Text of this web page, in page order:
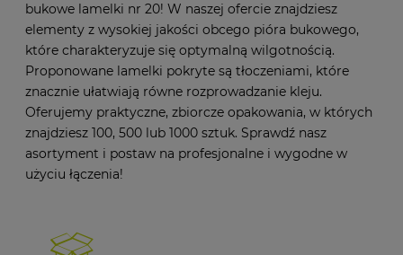
bukowe lamelki nr 20! W naszej ofercie znajdziesz
elementy z wysokiej jakości obcego pióra bukowego,
które charakteryzuje się optymalną wilgotnością.
Proponowane lamelki pokryte są tłoczeniami, które
znacznie ułatwiają równe rozprowadzanie kleju.
Oferujemy praktyczne, zbiorcze opakowania, w których
znajdziesz 100, 500 lub 1000 sztuk. Sprawdź nasz
asortyment i postaw na profesjonalne i wygodne w
użyciu łączenia!